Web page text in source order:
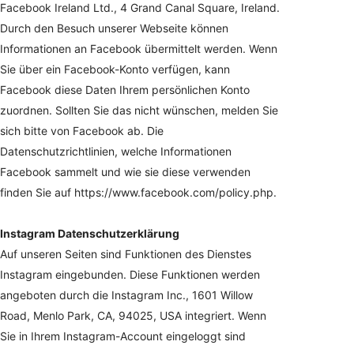
Facebook Ireland Ltd., 4 Grand Canal Square, Ireland.
Durch den Besuch unserer Webseite können
Informationen an Facebook übermittelt werden. Wenn
Sie über ein Facebook-Konto verfügen, kann
Facebook diese Daten Ihrem persönlichen Konto
zuordnen. Sollten Sie das nicht wünschen, melden Sie
sich bitte von Facebook ab. Die
Datenschutzrichtlinien, welche Informationen
Facebook sammelt und wie sie diese verwenden
finden Sie auf https://www.facebook.com/policy.php.
Instagram Datenschutzerklärung
Auf unseren Seiten sind Funktionen des Dienstes
Instagram eingebunden. Diese Funktionen werden
angeboten durch die Instagram Inc., 1601 Willow
Road, Menlo Park, CA, 94025, USA integriert. Wenn
Sie in Ihrem Instagram-Account eingeloggt sind